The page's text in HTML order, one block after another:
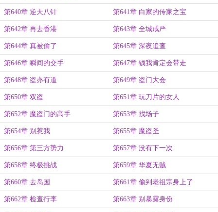
第640章 逆天八针 第641章 白家的传家之宝
第642章 再去香港 第643章 全城戒严
第644章 真被偷了 第645章 深夜追查
第646章 瞬间的交手 第647章 钱我肯定会带走
第648章 盗亦有道 第649章 盗门大会
第650章 双盗 第651章 玩刀片的女人
第652章 魔盗门的高手 第653章 找场子
第654章 别惹我 第655章 魔盗圣
第656章 第三方势力 第657章 没有下一次
第658章 终极挑战 第659章 华夏无贼
第660章 去岛国 第661章 偷到老祖宗身上了
第662章 检查行李 第663章 别暴露身份